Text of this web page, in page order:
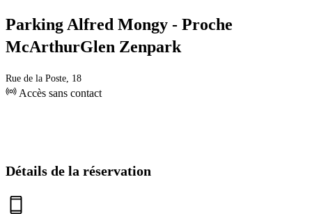
Parking Alfred Mongy - Proche
McArthurGlen Zenpark
Rue de la Poste, 18
Accès sans contact
Détails de la réservation